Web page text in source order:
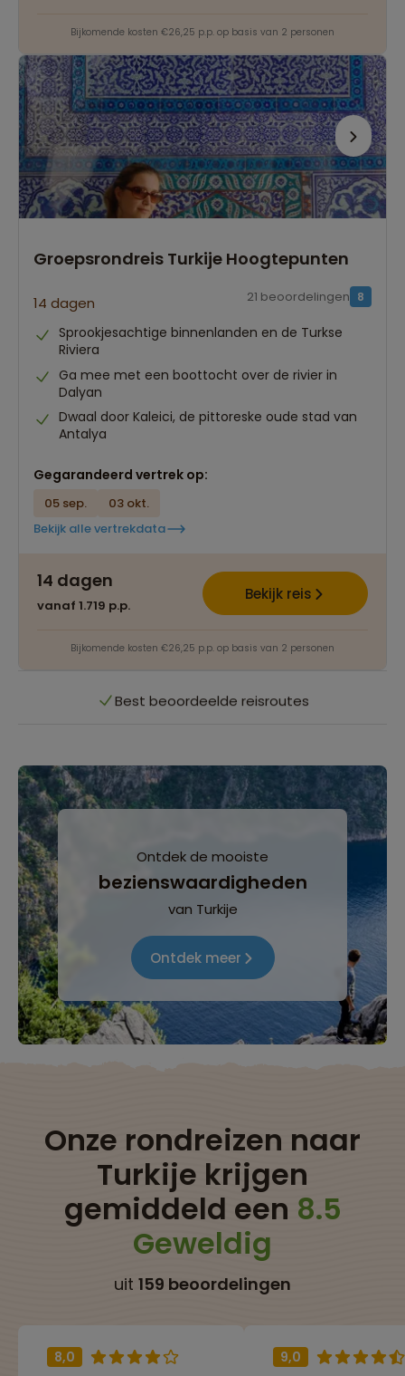
Bijkomende kosten €26,25 p.p. op basis van 2 personen
Groepsrondreis Turkije Hoogtepunten
14 dagen 8
21 beoordelingen
Sprookjesachtige binnenlanden en de Turkse
Riviera
Ga mee met een boottocht over de rivier in
Dalyan
Dwaal door Kaleici, de pittoreske oude stad van
Antalya
Gegarandeerd vertrek op:
05 sep.
03 okt.
Bekijk alle vertrekdata
14 dagen
vanaf 1.719 p.p.
Bekijk reis
Bijkomende kosten €26,25 p.p. op basis van 2 personen
Best beoordeelde reisroutes
Het grootste reisaanbod
Persoonlijk én deskundig reisadvies
Best beoordeelde reisroutes
Persoonlijk én deskundig reisadvies
Best beoordeelde reisroutes
Ontdek de mooiste
bezienswaardigheden
van Turkije
Ontdek meer
Onze rondreizen naar
Turkije krijgen
gemiddeld een 8.5
Geweldig
uit 159 beoordelingen
8,0 9,0